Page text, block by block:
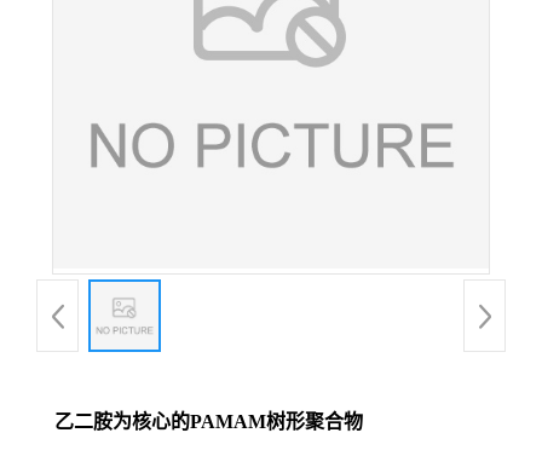
乙二胺为核心的PAMAM树形聚合物